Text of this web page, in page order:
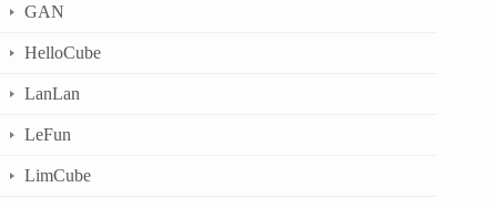
GAN
HelloCube
LanLan
LeFun
LimCube